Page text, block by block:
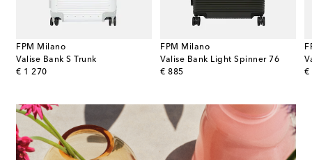
FPM Milano
Valise Bank S Trunk
€ 1 270
original price
FPM Milano
Valise Bank Light Spinner 76
€ 885
original price
€